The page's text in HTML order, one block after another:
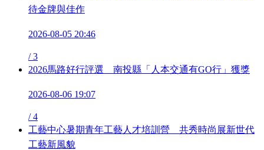
待金牌與佳作
2026-08-05 20:46
/ 3
2026馬路好行評選 南投縣「人本交通有GO行」獲獎
2026-08-06 19:07
/ 4
工藝中心暑期青年工藝人才培訓營 共秀時尚展新世代
工藝新風貌